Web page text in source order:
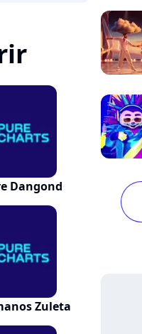
Dangond
Zuleta